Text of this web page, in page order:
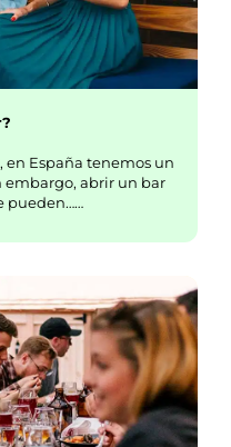
en España tenemos un
embargo, abrir un bar
pueden……